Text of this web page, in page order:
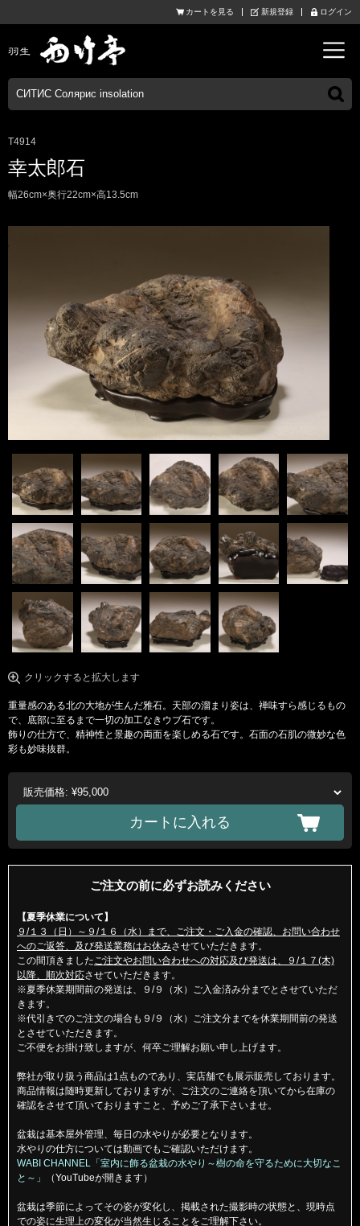
カートを見る 新規登録 ログイン
T4914
幸太郎石
幅26cm×奥行22cm×高13.5cm
クリックすると拡大します
重量感のある北の大地が生んだ雅石。天部の溜まり姿は、禅味すら感じるもの
で、底部に至るまで一切の加工なきウブ石です。
飾りの仕方で、精神性と景趣の両面を楽しめる石です。石面の石肌の微妙な色
彩も妙味抜群。
ご注文の前に必ずお読みください
【夏季休業について】
９/１３（日）～９/１６（水）まで、ご注文・ご入金の確認、お問い合わせ
へのご返答、及び発送業務はお休みさせていただきます。
この間頂きましたご注文やお問い合わせへの対応及び発送は、９/１７(木)
以降、順次対応させていただきます。
※夏季休業期間前の発送は、９/９（水）ご入金済み分までとさせていただ
きます。
※代引きでのご注文の場合も９/９（水）ご注文分までを休業期間前の発送
とさせていただきます。
ご不便をお掛け致しますが、何卒ご理解お願い申し上げます。
弊社が取り扱う商品は1点ものであり、実店舗でも展示販売しております。
商品情報は随時更新しておりますが、ご注文のご連絡を頂いてから在庫の
確認をさせて頂いておりますこと、予めご了承下さいませ。
盆栽は基本屋外管理、毎日の水やりが必要となります。
水やりの仕方については動画でもご確認いただけます。
WABI CHANNEL「室内に飾る盆栽の水やり～樹の命を守るために大切なこ
と～」
（YouTubeが開きます）
盆栽は季節によってその姿が変化し、掲載された撮影時の状態と、現時点
での姿に生理上の変化が当然生じることをご理解下さい。